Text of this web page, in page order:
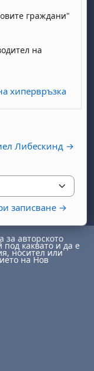
граждани"
на
хипервръзка
Либескинд →
записване →
авторското
каквато и да е
носител или
на Нов